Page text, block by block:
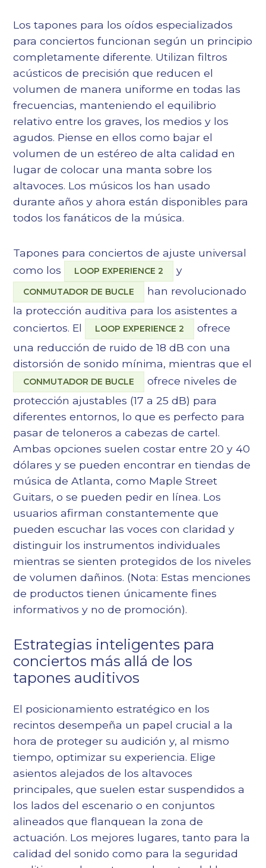
Los tapones para los oídos especializados
para conciertos funcionan según un principio
completamente diferente. Utilizan filtros
acústicos de precisión que reducen el
volumen de manera uniforme en todas las
frecuencias, manteniendo el equilibrio
relativo entre los graves, los medios y los
agudos. Piense en ellos como bajar el
volumen de un estéreo de alta calidad en
lugar de colocar una manta sobre los
altavoces. Los músicos los han usado
durante años y ahora están disponibles para
todos los fanáticos de la música.
Tapones para conciertos de ajuste universal
como los
LOOP EXPERIENCE 2 y
CONMUTADOR DE BUCLE
han revolucionado
la protección auditiva para los asistentes a
conciertos. El
LOOP EXPERIENCE 2
ofrece
una reducción de ruido de 18 dB con una
distorsión de sonido mínima, mientras que el
CONMUTADOR DE BUCLE
ofrece niveles de
protección ajustables (17 a 25 dB) para
diferentes entornos, lo que es perfecto para
pasar de teloneros a cabezas de cartel.
Ambas opciones suelen costar entre 20 y 40
dólares y se pueden encontrar en tiendas de
música de Atlanta, como Maple Street
Guitars, o se pueden pedir en línea. Los
usuarios afirman constantemente que
pueden escuchar las voces con claridad y
distinguir los instrumentos individuales
mientras se sienten protegidos de los niveles
de volumen dañinos. (Nota: Estas menciones
de productos tienen únicamente fines
informativos y no de promoción).
Estrategias inteligentes para
conciertos más allá de los
tapones auditivos
El posicionamiento estratégico en los
recintos desempeña un papel crucial a la
hora de proteger su audición y, al mismo
tiempo, optimizar su experiencia. Elige
asientos alejados de los altavoces
principales, que suelen estar suspendidos a
los lados del escenario o en conjuntos
alineados que flanquean la zona de
actuación. Los mejores lugares, tanto para la
calidad del sonido como para la seguridad